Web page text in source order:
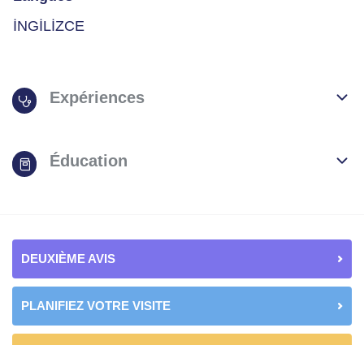
İNGİLİZCE
Expériences
Éducation
DEUXIÈME AVIS
PLANIFIEZ VOTRE VISITE